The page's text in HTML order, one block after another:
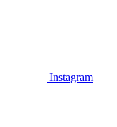
Instagram